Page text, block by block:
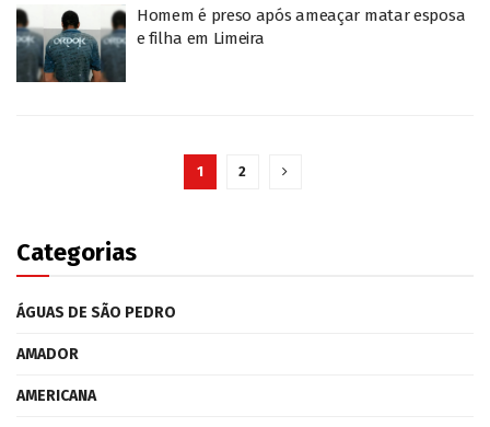
Homem é preso após ameaçar matar esposa
e filha em Limeira
1 2
Categorias
ÁGUAS DE SÃO PEDRO
AMADOR
AMERICANA